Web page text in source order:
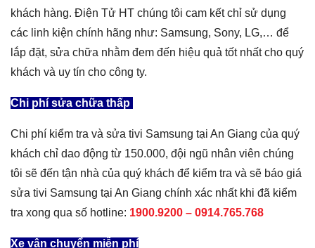
khách hàng. Điện Tử HT chúng tôi cam kết chỉ sử dụng
các linh kiện chính hãng như: Samsung, Sony, LG,… để
lắp đặt, sửa chữa nhằm đem đến hiệu quả tốt nhất cho quý
khách và uy tín cho công ty.
Chi phí sửa chữa thấp
Chi phí kiểm tra và sửa tivi Samsung tại An Giang của quý
khách chỉ dao động từ 150.000, đội ngũ nhân viên chúng
tôi sẽ đến tận nhà của quý khách để kiểm tra và sẽ báo giá
sửa tivi Samsung tại An Giang chính xác nhất khi đã kiểm
tra xong qua số hotline: 1900.9200 – 0914.765.768
Xe vận chuyển miễn phí